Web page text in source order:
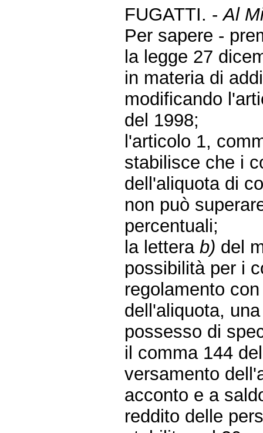
FUGATTI. -Al
Per sapere -
la legge 27
in materia di
modificando
del 1998;
l'articolo 1,
stabilisce che i
dell'aliquota di
non può
percentuali;
la letterab) del
possibilità per i
regolamento
dell'aliquota,
possesso di
il comma 144
versamento
acconto e a
reddito delle